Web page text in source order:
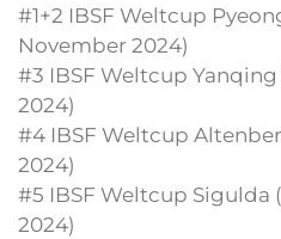
#1+2 IBSF Weltcup
November 2024)
#3 IBSF Weltcup Yanqing
2024)
#4 IBSF Weltcup
2024)
#5 IBSF Weltcup Sigulda
2024)